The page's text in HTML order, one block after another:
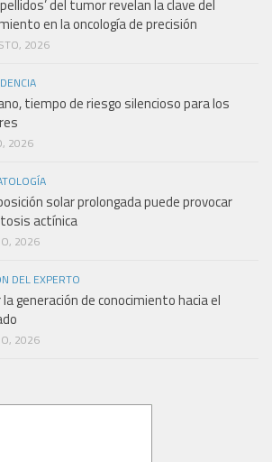
del tumor revelan la clave del
en la oncología de precisión
2026
tiempo de riesgo silencioso para los
2026
solar prolongada puede provocar
actínica
2026
DEL EXPERTO
generación de conocimiento hacia el
2026